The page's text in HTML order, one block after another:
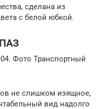
сделана из
с белой юбкой.
Фото Транспортный
не слишком изящное,
вид надолго